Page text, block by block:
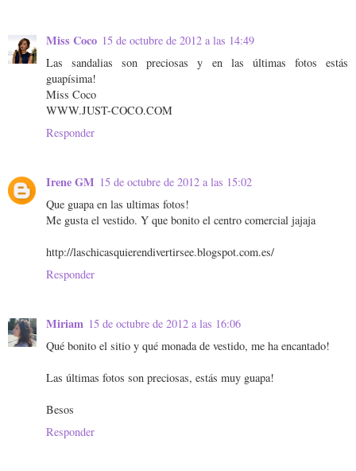
Miss Coco 15 de octubre de 2012 a las 14:49
Las sandalias son preciosas y en las últimas fotos estás
guapísima!
Miss Coco
WWW.JUST-COCO.COM
Responder
Irene GM 15 de octubre de 2012 a las 15:02
Que guapa en las ultimas fotos!
Me gusta el vestido. Y que bonito el centro comercial jajaja
http://laschicasquierendivertirsee.blogspot.com.es/
Responder
Miriam 15 de octubre de 2012 a las 16:06
Qué bonito el sitio y qué monada de vestido, me ha encantado!
Las últimas fotos son preciosas, estás muy guapa!
Besos
Responder